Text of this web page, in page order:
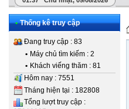
• Thống kê truy cập
Đang truy cập : 83
• Máy chủ tìm kiếm : 2
• Khách viếng thăm : 81
Hôm nay : 7551
Tháng hiện tại : 182808
Tổng lượt truy cập :